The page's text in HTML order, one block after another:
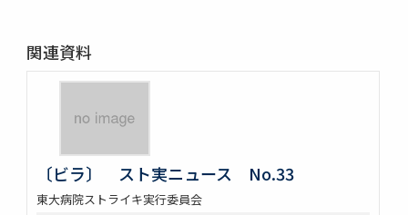
関連資料
〔ビラ〕 スト実ニュース No.33
東大病院ストライキ実行委員会